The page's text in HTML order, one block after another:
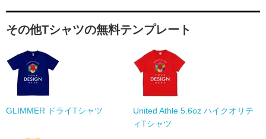
その他Tシャツの無料テンプレート
GLIMMER ドライTシャツ
United Athle 5.6oz ハイクオリテ
ィTシャツ